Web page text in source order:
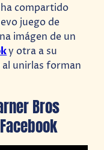
ha compartido
juego de
imágen de un
y otra a su
al unirlas forman
Bros